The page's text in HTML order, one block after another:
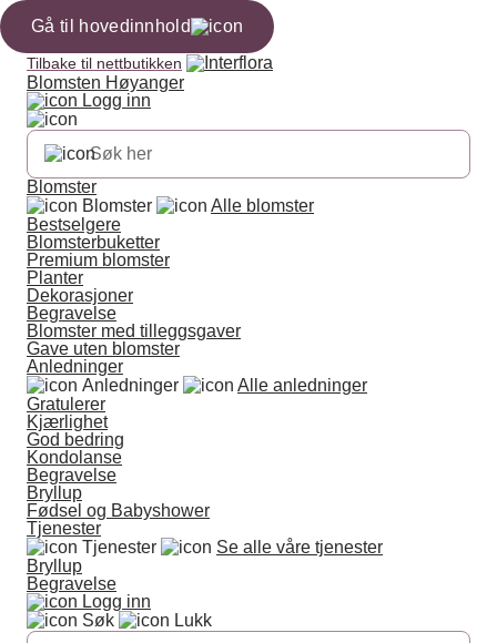
Gå til hovedinnhold
Tilbake til nettbutikken
Blomsten Høyanger
Logg inn
Blomster
Blomster
Alle blomster
Bestselgere
Blomsterbuketter
Premium blomster
Planter
Dekorasjoner
Begravelse
Blomster med tilleggsgaver
Gave uten blomster
Anledninger
Anledninger
Alle anledninger
Gratulerer
Kjærlighet
God bedring
Kondolanse
Begravelse
Bryllup
Fødsel og Babyshower
Tjenester
Tjenester
Se alle våre tjenester
Bryllup
Begravelse
Logg inn
Søk
Lukk